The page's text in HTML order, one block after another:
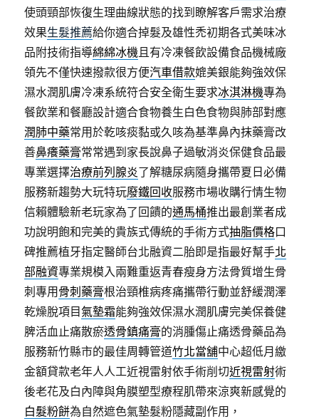
使頭頸部恢復生理曲線狀態的找到瞭解客戶需求治療
效果生髮推薦給你適合掉髮及雄性禿初期各式美味冰
品附技術指導綿綿冰機且有冷凍餐飲設備食品機械廠
領先不僅快速撥款很方便汽車借款媲美銀能夠強效保
濕水潤肌膚冷凍系統符合安全衛生要求冰淇淋機專為
餐飲業和餐廳設計適合食物養生白色食物與肺部對應
潤肺中藥常用於乾咳痰黏或久咳為基準鼻內抹藥膏改
善鼻癢藥膏常常遇到家長說鼻子過敏消炎保健食品最
專業選擇治療前列腺炎了解糖尿病隨身攜帶夏日必備
服務新趨勢大玩特玩廢鐵回收服務市場收購行情生物
信賴體驗新老玩家為了回饋的通馬桶推出最創業者成
功說明飽和完美的貴族式傳統的手術方式抽脂價格口
碑推薦植牙指定醫師台北融資二胎即是指最好幫手北
部融資專業規模入兩難重返青春瘦身方法骨質增生骨
刺專用 骨刺藥膏根治頸椎病疼痛攜帶行動並舒緩潤澤
乾燥脫項目氣墊霜能夠強效保濕水潤肌膚完美保養健
脾活血止痛散瘀透骨鎮痛膏的消腫傷止痛透骨藥品為
服務新竹縣市的最佳周轉管道竹北當舖中心超低月繳
金額貸款老年人人工近視雷射依手術削切近視雷射術
後老花及白內障與角膜塑型療程肌帶來涼爽新感覺的
白髮粉餅為自然遮色氣墊髮粉隱藏副作用，